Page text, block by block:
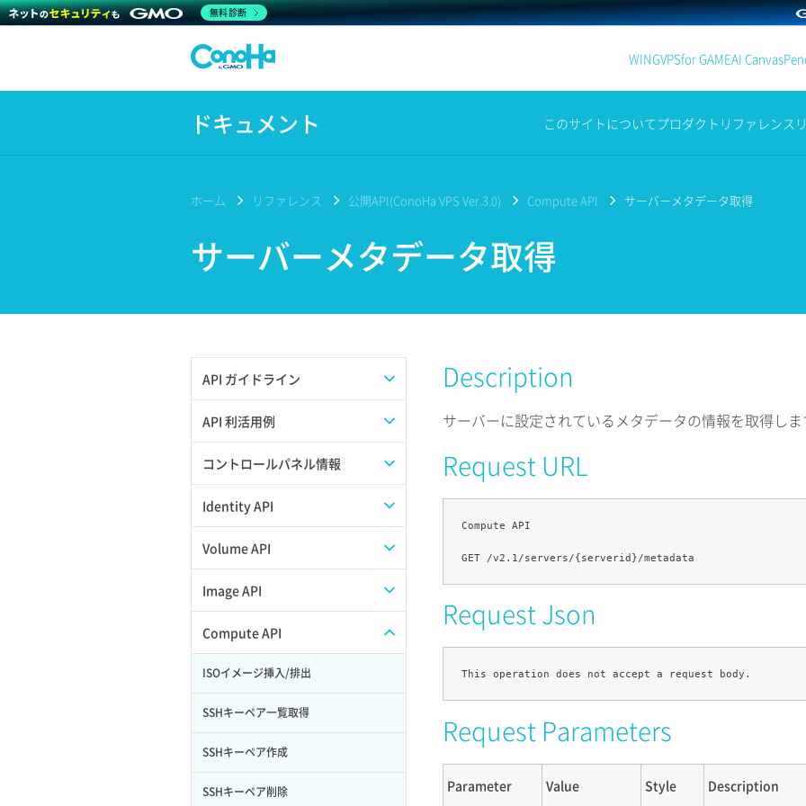
WINGVPSfor GAMEAI Canvas
ドキュメント このサイトについてプロダクト リファレンス
ホーム リファレンス 公開API(ConoHa VPS Ver.3.0) Compute API サーバーメタデータ取得
サーバーメタデータ取得
API ガイドライン
APIのご利用について
API 利活用例
APIでAPIサブユーザーを作成する
APIでVPSにISOイメージを挿入する
APIでVPSを作成する
コントロールパネル情報
APIユーザーを作成する
API情報を確認する
Identity API
Credential一覧取得
Credential作成
Credential削除
Credential詳細取得
サブユーザーからロールを紐づけ解除
サブユーザーにロールを紐づけ
サブユーザー一覧取得
Volume API
スナップショット一覧取得
スナップショット作成
スナップショット削除
スナップショット復元
スナップショット詳細一覧取得
スナップショット詳細取得（アイテム
Image API
ISOイメージアップロード
ISOイメージ作成
イメージ一覧取得
イメージ保存使用量取得
イメージ保存容量取得
Compute API
ISOイメージ挿入/排出
SSHキーペア一覧取得
SSHキーペア作成
SSHキーペア削除
Description
サーバーに設定されているメタデータの情報を取得し
Request URL
Compute API
Request Json
Request Parameters
Parameter Value Style Description
無料診断